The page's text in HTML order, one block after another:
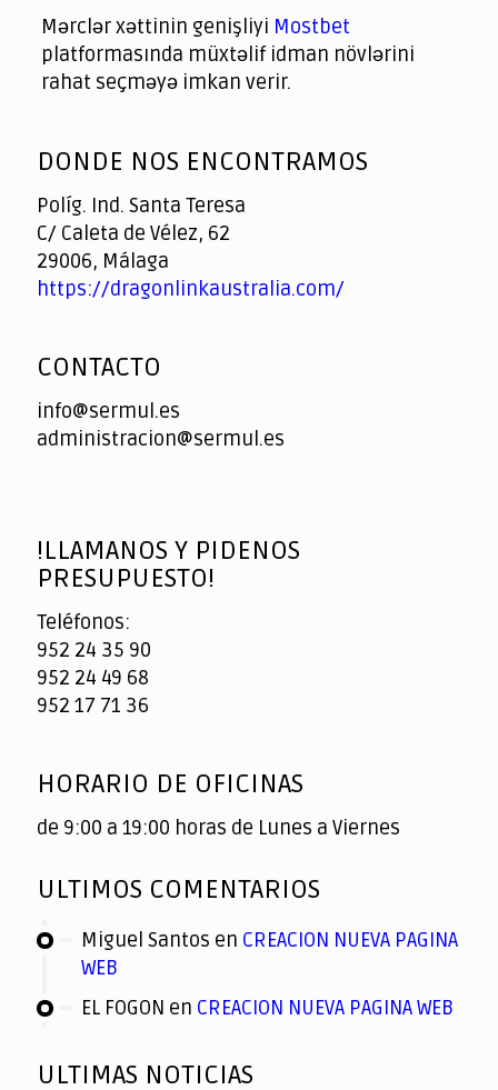
Mərclər xəttinin genişliyi Mostbet
platformasında müxtəlif idman növlərini
rahat seçməyə imkan verir.
of
DONDE NOS ENCONTRAMOS
Políg. Ind. Santa Teresa
C/ Caleta de Vélez, 62
29006, Málaga
https://dragonlinkaustralia.com/
CONTACTO
info@sermul.es
administracion@sermul.es
!LLAMANOS Y PIDENOS
PRESUPUESTO!
Teléfonos:
952 24 35 90
952 24 49 68
952 17 71 36
HORARIO DE OFICINAS
de 9:00 a 19:00 horas de Lunes a Viernes
ULTIMOS COMENTARIOS
Miguel Santos en CREACION NUEVA PAGINA
WEB
EL FOGON en CREACION NUEVA PAGINA WEB
ULTIMAS NOTICIAS